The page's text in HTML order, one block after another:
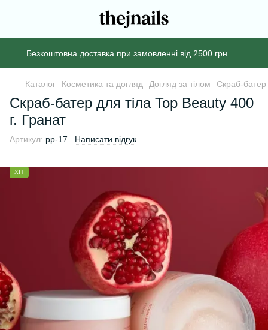
Безкоштовна доставка при замовленні від 2500 грн
Каталог Косметика та догляд Догляд за тілом Скраб-батер
Скраб-батер для тіла Top Beauty 400
г. Гранат
Артикул: pp-17 Написати відгук
ХІТ